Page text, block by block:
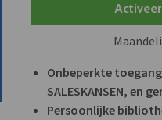
Onbeperkte
SALESKANSEN, en
Persoonlijke